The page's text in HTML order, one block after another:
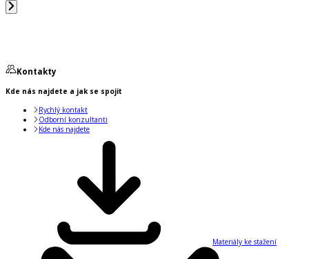
Kontakty
Kde nás najdete a jak se spojit
Rychlý kontakt
Odborní konzultanti
Kde nás najdete
Materiály ke stažení